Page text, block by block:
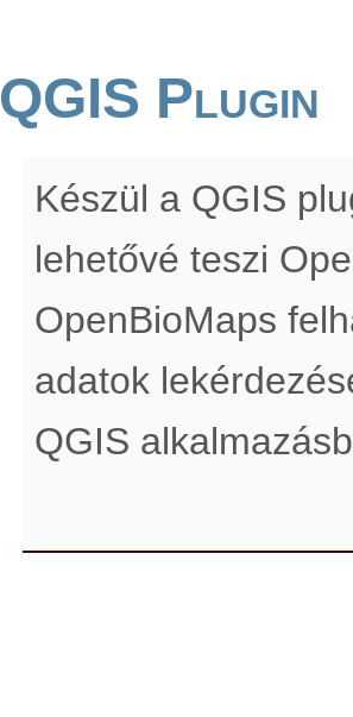
QGIS Plugin
Készül a QGIS
lehetővé teszi
OpenBioMaps
adatok
QGIS